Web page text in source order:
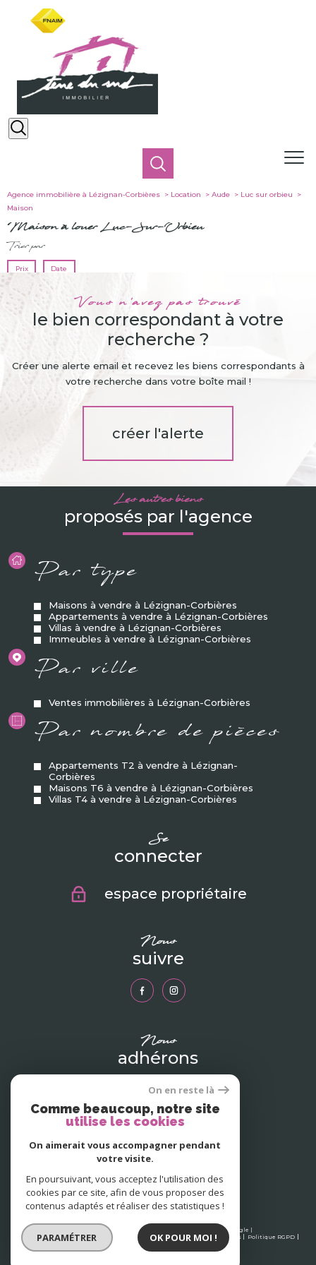
Agence immobilière à Lézignan-Corbières Location Aude
Luc sur orbieu
Maison
Maison à louer Luc-Sur-Orbieu
Trier par
Prix Date
Vous n'avez pas trouvé
le bien correspondant à votre
recherche ?
Créer une alerte email et recevez les biens correspondants à
votre recherche dans votre boîte mail !
créer l'alerte
Les autres biens
proposés par l'agence
Par type
Maisons à vendre à Lézignan-Corbières
Appartements à vendre à Lézignan-Corbières
Villas à vendre à Lézignan-Corbières
Immeubles à vendre à Lézignan-Corbières
Par ville
Ventes immobilières à Lézignan-Corbières
Par nombre de pièces
Appartements T2 à vendre à Lézignan-
Corbières
Maisons T6 à vendre à Lézignan-Corbières
Villas T4 à vendre à Lézignan-Corbières
se
connecter
espace propriétaire
nous
suivre
nous
adhérons
© 2026 | Tous droits réservés | Traduction powered by Google |
Nos honoraires
Plan du site Mentions légales Admin Partenaires
Politique RGPD
On en reste là
Comme beaucoup, notre site
utilise les cookies
On aimerait vous accompagner pendant
votre visite.
En poursuivant, vous acceptez l'utilisation des
cookies par ce site, afin de vous proposer des
contenus adaptés et réaliser des statistiques !
PARAMÉTRER OK POUR MOI !